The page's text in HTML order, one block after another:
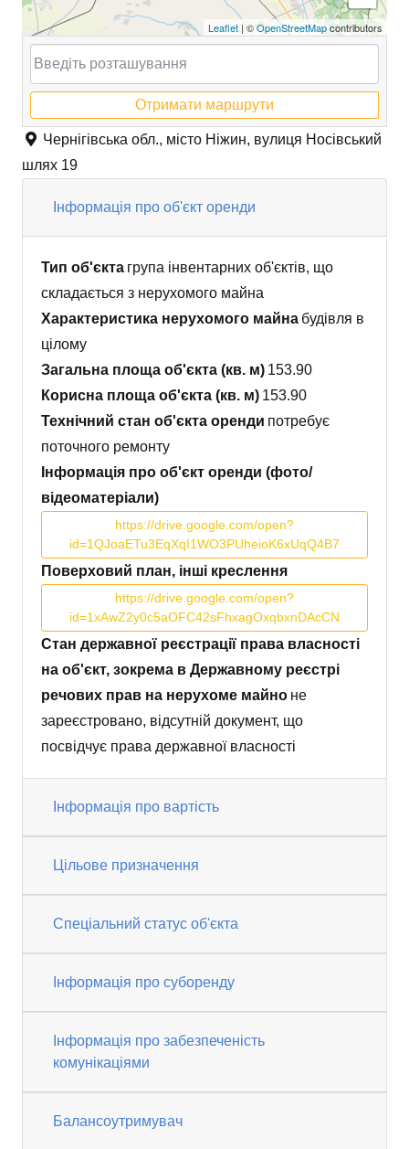
Leaflet | ©OpenStreetMapcontributors
Отримати маршрути
Чернігівська обл., місто Ніжин, вулиця Носівський
шлях 19
Інформація про об'єкт оренди
Тип об'єкта група інвентарних об'єктів, що
складається з нерухомого майна
Характеристика нерухомого майна будівля в
цілому
Загальна площа об'єкта (кв. м) 153.90
Корисна площа об'єкта (кв. м) 153.90
Технічний стан об'єкта оренди потребує
поточного ремонту
Інформація про об'єкт оренди (фото/
відеоматеріали)
https://drive.google.com/open?
id=1QJoaETu3EqXqI1WO3PUheioK6xUqQ4B7
Поверховий план, інші креслення
https://drive.google.com/open?
id=1xAwZ2y0c5aOFC42sFhxagOxqbxnDAcCN
Стан державної реєстрації права власності
на об'єкт, зокрема в Державному реєстрі
речових прав на нерухоме майно не
зареєстровано, відсутній документ, що
посвідчує права державної власності
Інформація про вартість
Цільове призначення
Спеціальний статус об'єкта
Інформація про суборенду
Інформація про забезпеченість
комунікаціями
Балансоутримувач